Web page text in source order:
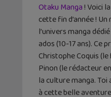
Otaku Manga! Voici
cette fin d’année !
l’univers manga
ados (10-17 ans). Ce
Christophe Coquis
Pinon (le rédacteur
la culture manga.
à cette belle